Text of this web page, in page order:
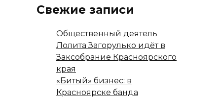
Свежие записи
Общественный деятель
Лолита Загорулько идёт в
Заксобрание Красноярского
края
«Битый» бизнес: в
Красноярске банда